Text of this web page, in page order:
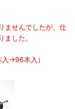
ませんでしたが、仕
した。
→96本入）